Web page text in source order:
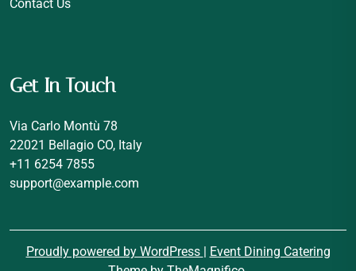
Contact Us
Get In Touch
Via Carlo Montù 78
22021 Bellagio CO, Italy
+11 6254 7855
support@example.com
Proudly powered by WordPress | Event Dining Catering